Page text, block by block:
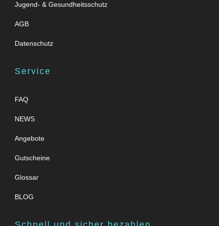
Jugend- & Gesundheitsschutz
AGB
Datenschutz
Service
FAQ
NEWS
Angebote
Gutscheine
Glossar
BLOG